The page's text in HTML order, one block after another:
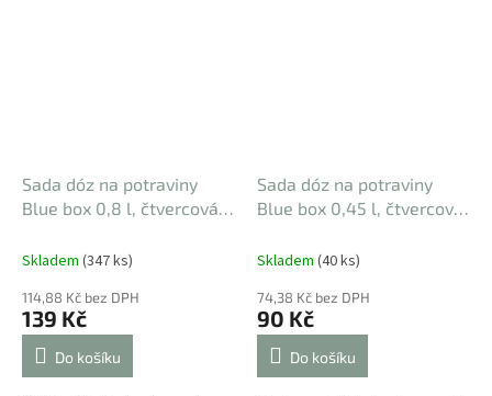
Sada dóz na potraviny
Blue box 0,8 l, čtvercová,
Skladem (347 ks)
114,88 Kč bez DPH
139 Kč
Do košíku
Sada dóz na potraviny
Blue box 0,45 l, čtvercová,
Skladem (40 ks)
74,38 Kč bez DPH
90 Kč
Do košíku